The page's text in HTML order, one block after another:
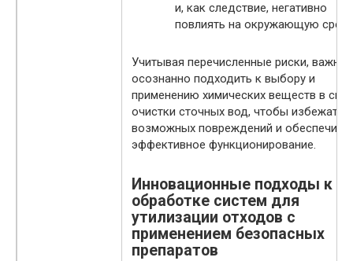
и, как следствие, негативно
повлиять на окружающую
Учитывая перечисленные риски, важно
осознанно подходить к выбору и
применению химических веществ в
очистки сточных вод, чтобы избежать
возможных повреждений и обеспечить
эффективное функционирование.
Инновационные подходы к
обработке систем для
утилизации отходов с
применением безопасных
препаратов